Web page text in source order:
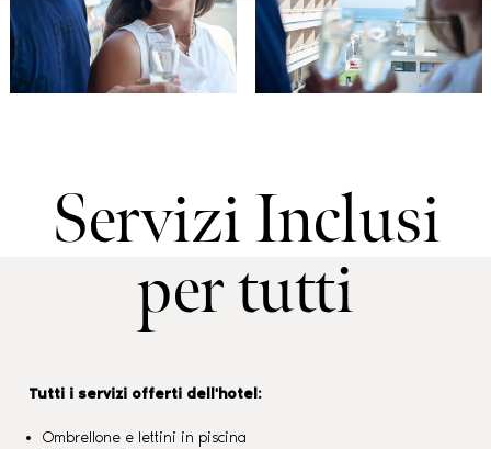
Servizi Inclusi
per tutti
Tutti i servizi offerti dell'hotel:
Ombrellone e lettini in piscina